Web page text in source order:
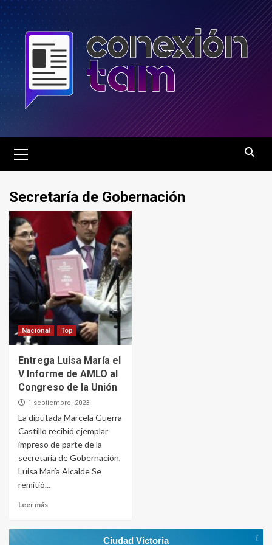
Saltar
al
contenido
principal
Secretaría de Gobernación
Nacional Top
Entrega Luisa María el
V Informe de AMLO al
Congreso de la Unión
1 septiembre, 2023
La diputada Marcela Guerra
Castillo recibió ejemplar
impreso de parte de la
secretaria de Gobernación,
Luisa María Alcalde Se
remitió...
Leer más
Ciudad Victoria